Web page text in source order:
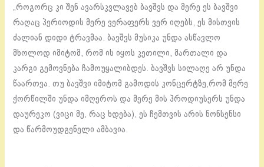
„როგორც კი შენ ავარსკვლავებ ბავშვს და მერე ეს ბავშვი
რაღაც პერიოდის მერე ვერაფერს ვერ იღებს, ეს მისთვის
ძალიან დიდი ტრავმაა. ბავშვს მუსიკა უნდა ასწავლო
მხოლოდ იმიტომ, რომ ის იყოს კეთილი, მართალი და
კარგი გემოვნება ჩამოუყალიბდეს. ბავშვს სილაღე არ უნდა
წაართვა. თუ ბავშვი იმიტომ გამოდის კონცერტზე,რომ მერე
ქორწილში უნდა იმღეროს და მერე მის პროდიუსერს უნდა
დაურეკო (ვიცი მე, რაც ხდება), ეს ჩემთვის არის ნონსენსი
და წარმოუდგენელი ამბავია.